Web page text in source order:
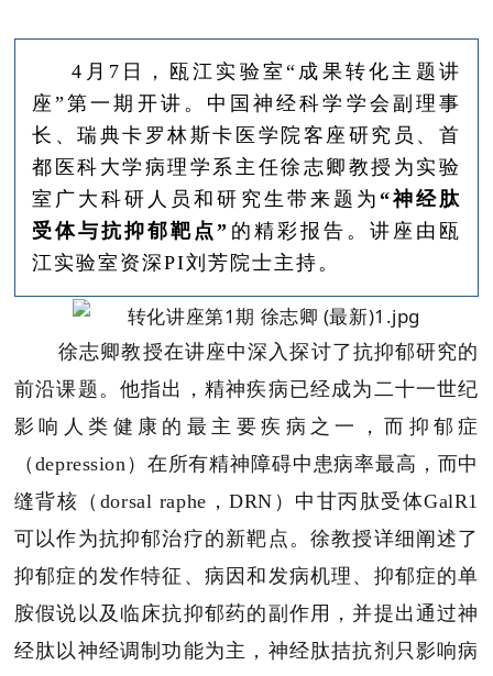
4月7日，瓯江实验室“成果转化主题讲
座”第一期开讲。中国神经科学学会副理事
长、瑞典卡罗林斯卡医学院客座研究员、首
都医科大学病理学系主任徐志卿教授为实验
室广大科研人员和研究生带来题为 “神经肽
受体与抗抑郁靶点” 的精彩报告。讲座由瓯
江实验室资深PI刘芳院士主持。
徐志卿教授在讲座中深入探讨了抗抑郁研究的
前沿课题。他指出，精神疾病已经成为二十一世纪
影响人类健康的最主要疾病之一，而抑郁症
（depression）在所有精神障碍中患病率最高，而中
缝背核（dorsal raphe，DRN）中甘丙肽受体GalR1
可以作为抗抑郁治疗的新靶点。徐教授详细阐述了
抑郁症的发作特征、病因和发病机理、抑郁症的单
胺假说以及临床抗抑郁药的副作用，并提出通过神
经肽以神经调制功能为主，神经肽拮抗剂只影响病